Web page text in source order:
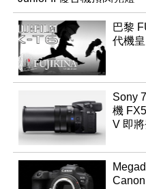
巴黎
代機
Sony
機
V 即